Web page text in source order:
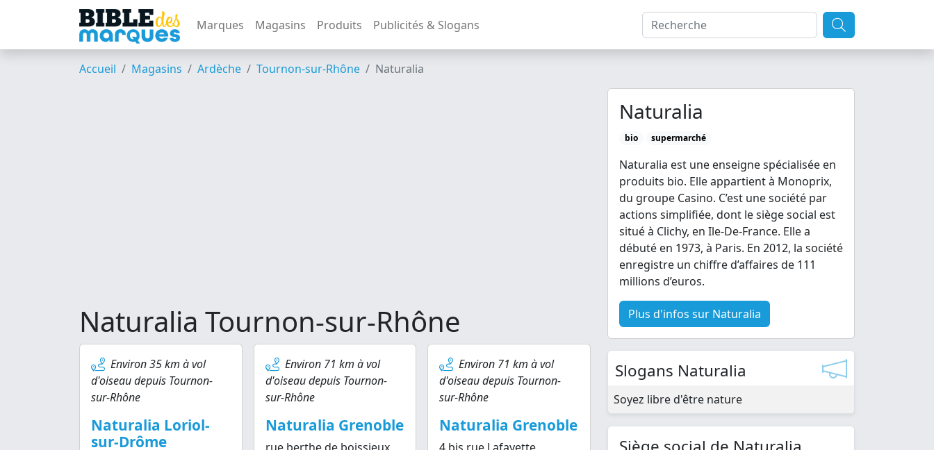
Marques Magasins Produits Publicités & Slogans
Accueil Magasins Ardèche Tournon-sur-Rhône Naturalia
Naturalia Tournon-sur-Rhône
Environ 35 km à vol
d'oiseau depuis Tournon-
sur-Rhône
Naturalia Loriol-
sur-Drôme
Environ 71 km à vol
d'oiseau depuis Tournon-
sur-Rhône
Naturalia Grenoble
Environ 71 km à vol
d'oiseau depuis Tournon-
sur-Rhône
Naturalia Grenoble
Naturalia
bio supermarché
Naturalia est une enseigne spécialisée en
produits bio. Elle appartient à Monoprix,
du groupe Casino. C’est une société par
actions simplifiée, dont le siège social est
situé à Clichy, en Ile-De-France. Elle a
débuté en 1973, à Paris. En 2012, la société
enregistre un chiffre d’affaires de 111
millions d’euros.
Plus d'infos sur Naturalia
Slogans Naturalia
Soyez libre d'être nature